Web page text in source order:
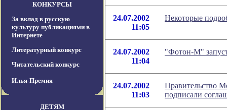
КОНКУРСЫ
За вклад в русскую
культуру публикациями в
Интернете
Литературный конкурс
Читательский конкурс
Илья-Премия
ДЕТЯМ
24.07.2002
11:05
Некоторые
24.07.2002
11:04
"Фотон-М"
24.07.2002
11:03
Правительство
подписали